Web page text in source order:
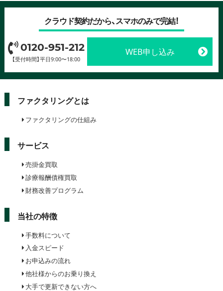
クラウド契約だから、スマホのみで完結！
0120-951-212
【受付時間】平日9:00〜18:00
WEB申し込み
ファクタリングとは
ファクタリングの仕組み
サービス
売掛金買取
診療報酬債権買取
財務改善プログラム
当社の特徴
手数料について
入金スピード
お申込みの流れ
他社様からのお乗り換え
大手で更新できない方へ